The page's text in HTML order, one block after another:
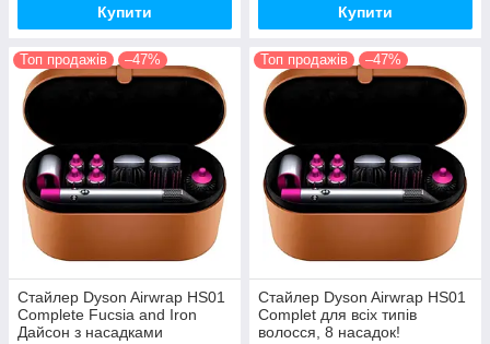
Купити Купити
Топ продажів –47%
Стайлер Dyson Airwrap HS01
Complete Fucsia and Iron
Дайсон з насадками
Топ продажів –47%
Стайлер Dyson Airwrap HS01
Complet для всіх типів
волосся, 8 насадок!